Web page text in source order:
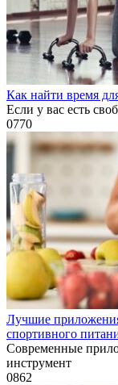
Как найти время
Если у вас есть
0770
Лучшие
спортивного
Современные
инструмент
0862